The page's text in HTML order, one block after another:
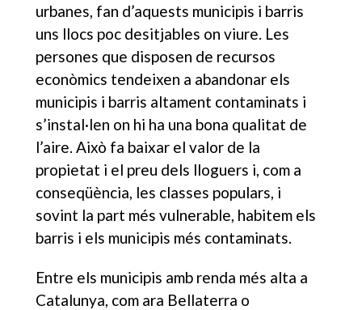
urbanes, fan d’aquests municipis i barris
uns llocs poc desitjables on viure. Les
persones que disposen de recursos
econòmics tendeixen a abandonar els
municipis i barris altament contaminats i
s’instal·len on hi ha una bona qualitat de
l’aire. Això fa baixar el valor de la
propietat i el preu dels lloguers i, com a
conseqüència, les classes populars, i
sovint la part més vulnerable, habitem els
barris i els municipis més contaminats.
Entre els municipis amb renda més alta a
Catalunya, com ara Bellaterra o